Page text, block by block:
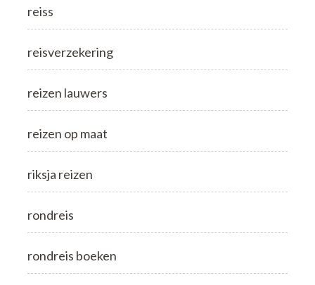
reiss
reisverzekering
reizen lauwers
reizen op maat
riksja reizen
rondreis
rondreis boeken